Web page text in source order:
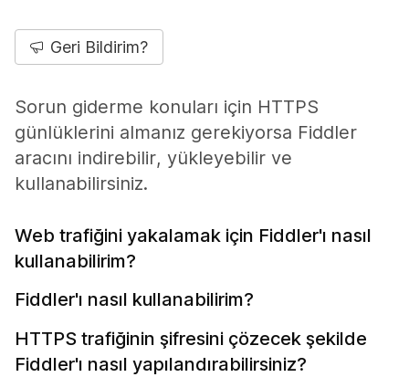
Geri Bildirim?
Sorun giderme konuları için HTTPS
günlüklerini almanız gerekiyorsa Fiddler
aracını indirebilir, yükleyebilir ve
kullanabilirsiniz.
Web trafiğini yakalamak için Fiddler'ı nasıl
kullanabilirim?
Fiddler'ı nasıl kullanabilirim?
HTTPS trafiğinin şifresini çözecek şekilde
Fiddler'ı nasıl yapılandırabilirsiniz?